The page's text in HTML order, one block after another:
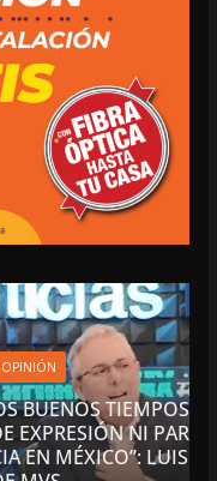
PARA LA
PARA LA
CÁRDENAS; SE